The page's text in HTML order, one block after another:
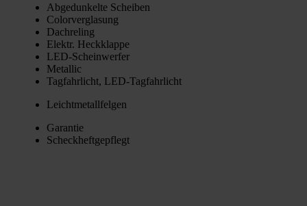
Abge­dun­kel­te Schei­ben
Color­ver­gla­sung
Dach­re­ling
Elektr. Heck­klap­pe
LED-Schein­wer­fer
Metal­lic
Tag­fahr­licht, LED-Tag­fahr­licht
Leicht­me­tall­fel­gen
Garan­tie
Scheck­heft­ge­pflegt